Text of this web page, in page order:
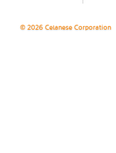
© 2026 Celanese Corporation